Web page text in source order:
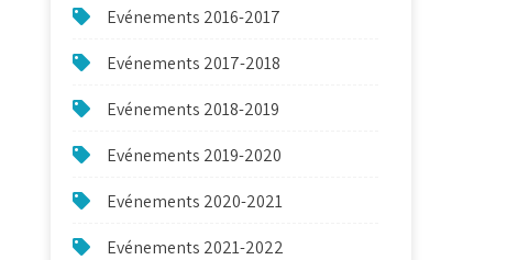
Evénements 2016-2017
Evénements 2017-2018
Evénements 2018-2019
Evénements 2019-2020
Evénements 2020-2021
Evénements 2021-2022